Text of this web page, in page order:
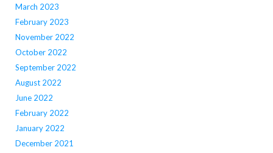
March 2023
February 2023
November 2022
October 2022
September 2022
August 2022
June 2022
February 2022
January 2022
December 2021